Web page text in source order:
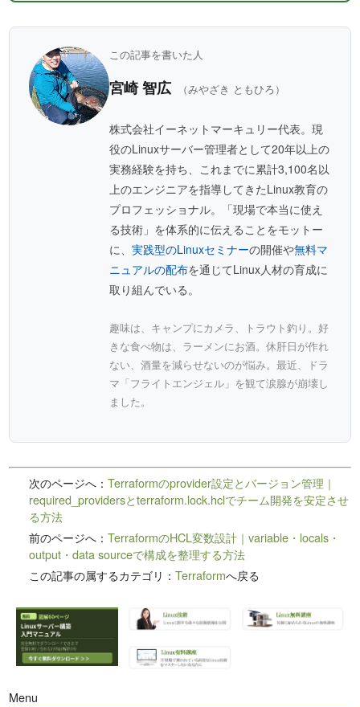
この記事を書いた人
宮崎 智広 （みやざき ともひろ）
株式会社イーネットマーキュリー代表。現
役のLinuxサーバー管理者として20年以上の
実務経験を持ち、これまでに累計3,100名以
上のエンジニアを指導してきたLinux教育の
プロフェッショナル。「現場で本当に使え
る技術」を体系的に伝えることをモットー
に、実践型のLinuxセミナーの開催や無料マ
ニュアルの配布を通じてLinux人材の育成に
取り組んでいる。
趣味は、キャンプにカメラ、トラウト釣り。好
きな食べ物は、ラーメンにお酒。休肝日が作れ
ない、酒量を減らせないのが悩み。最近、ドラ
マ「フライトエンジェル」を観て涙腺が崩壊し
ました。
次のページへ：Terraformのprovider設定とバージョン管理｜
required_providersとterraform.lock.hclでチーム開発を安定させ
る方法
前のページへ：TerraformのHCL変数設計｜variable・locals・
output・data sourceで構成を整理する方法
この記事の属するカテゴリ：Terraformへ戻る
Menu